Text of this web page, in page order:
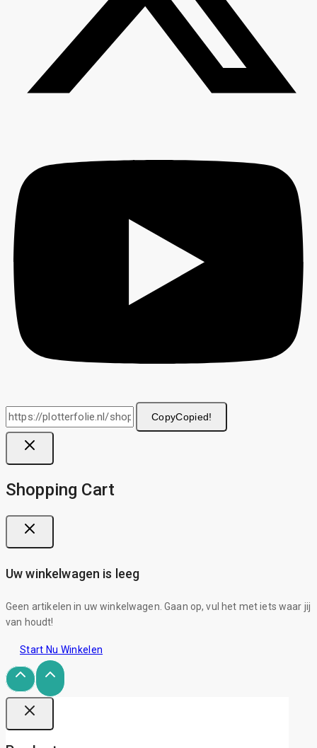
CopyCopied!
Shopping Cart
Uw winkelwagen is leeg
Geen artikelen in uw winkelwagen. Gaan op, vul het met iets waar jij
van houdt!
Start Nu Winkelen